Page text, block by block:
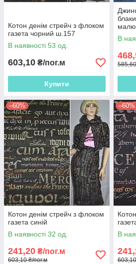
Котон денім стрейч з флоком
газета чорний ш.157
В наявності 53 од.
603,10 ₴/пог.м
Купити
В
–60%
Котон денім стрейч з флоком
газета синій
В наявності 32 од.
241,20 ₴/пог.м
603,10 ₴/пог.м
–60%
В